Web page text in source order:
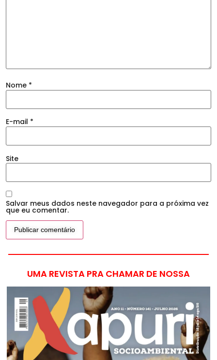
Nome *
E-mail *
Site
Salvar meus dados neste navegador para a próxima vez
que eu comentar.
UMA REVISTA PRA CHAMAR DE NOSSA